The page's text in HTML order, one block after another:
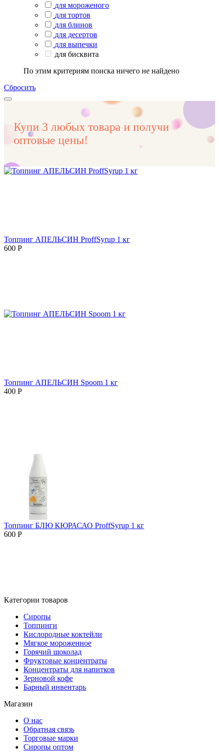
для мороженого
для тортов
для блинов
для десертов
для выпечки
для бисквита
По этим критериям поиска ничего не найдено
Сбросить
Купи 3 любых товара и получи
оптовые цены!
Топпинг АПЕЛЬСИН ProffSyrup 1 кг
600 Р
Топпинг АПЕЛЬСИН Spoom 1 кг
400 Р
Топпинг БЛЮ КЮРАСАО ProffSyrup 1 кг
600 Р
Категории товаров
Сиропы
Топпинги
Кислородные коктейли
Мягкое мороженное
Горячий шоколад
Фруктовые концентраты
Концентраты для напитков
Зерновой кофе
Барный инвентарь
Магазин
О нас
Обратная связь
Торговые марки
Сиропы оптом